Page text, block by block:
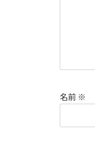
名前 ※